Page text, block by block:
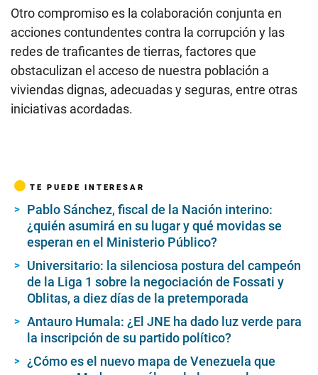
Otro compromiso es la colaboración conjunta en
acciones contundentes contra la corrupción y las
redes de traficantes de tierras, factores que
obstaculizan el acceso de nuestra población a
viviendas dignas, adecuadas y seguras, entre otras
iniciativas acordadas.
TE PUEDE INTERESAR
Pablo Sánchez, fiscal de la Nación interino:
¿quién asumirá en su lugar y qué movidas se
esperan en el Ministerio Público?
Universitario: la silenciosa postura del campeón
de la Liga 1 sobre la negociación de Fossati y
Oblitas, a diez días de la pretemporada
Antauro Humala: ¿El JNE ha dado luz verde para
la inscripción de su partido político?
¿Cómo es el nuevo mapa de Venezuela que